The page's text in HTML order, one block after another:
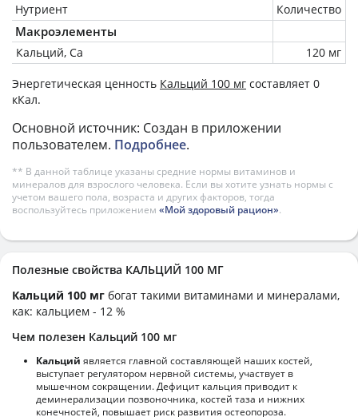
Нутриент
Количество
Макроэлементы
Кальций, Ca 120 мг
Энергетическая ценность Кальций 100 мг составляет 0
кКал.
Основной источник: Создан в приложении
пользователем. Подробнее.
** В данной таблице указаны средние нормы витаминов и
минералов для взрослого человека. Если вы хотите узнать нормы с
учетом вашего пола, возраста и других факторов, тогда
воспользуйтесь приложением «Мой здоровый рацион».
Полезные свойства КАЛЬЦИЙ 100 МГ
Кальций 100 мг богат такими витаминами и минералами,
как: кальцием - 12 %
Чем полезен Кальций 100 мг
Кальций является главной составляющей наших костей,
выступает регулятором нервной системы, участвует в
мышечном сокращении. Дефицит кальция приводит к
деминерализации позвоночника, костей таза и нижних
конечностей, повышает риск развития остеопороза.